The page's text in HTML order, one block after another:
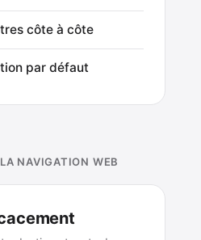
côte à côte
par défaut
NAVIGATION WEB